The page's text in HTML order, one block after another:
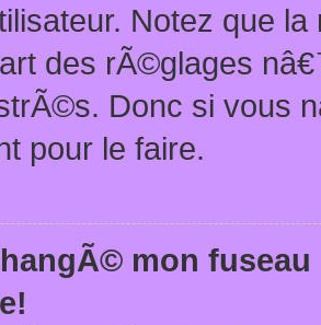
Notez que la
des rÃ©glages
Donc si vous
pour le faire.
mon